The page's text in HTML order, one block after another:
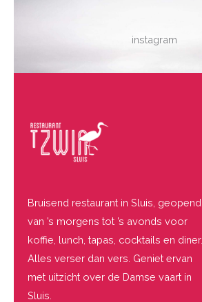
instagram
Bruisend restaurant in Sluis, geopend
van ’s morgens tot ’s avonds voor
koffie, lunch, tapas, cocktails en diner.
Alles verser dan vers. Geniet ervan
met uitzicht over de Damse vaart in
Sluis.